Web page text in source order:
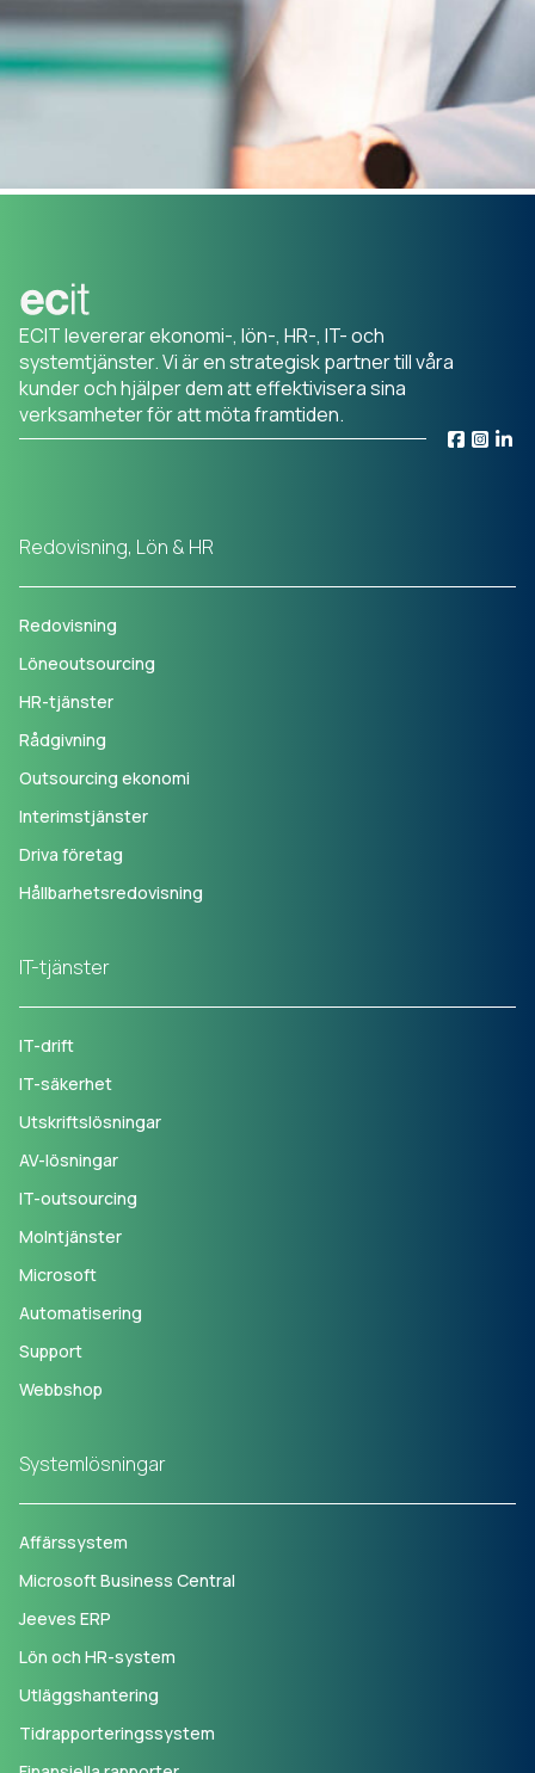
ECIT levererar ekonomi-, lön-, HR-, IT- och
systemtjänster. Vi är en strategisk partner till våra
kunder och hjälper dem att effektivisera sina
verksamheter för att möta framtiden.
Redovisning, Lön & HR
Redovisning
Löneoutsourcing
HR-tjänster
Rådgivning
Outsourcing ekonomi
Interimstjänster
Driva företag
Hållbarhetsredovisning
IT-tjänster
IT-drift
IT-säkerhet
Utskriftslösningar
AV-lösningar
IT-outsourcing
Molntjänster
Microsoft
Automatisering
Support
Webbshop
Systemlösningar
Affärssystem
Microsoft Business Central
Jeeves ERP
Lön och HR-system
Utläggshantering
Tidrapporteringssystem